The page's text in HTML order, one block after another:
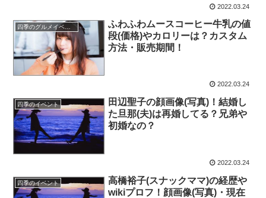
2022.03.24
四季のグルメイベント
ふわふわムースコーヒー牛乳の値
段(価格)やカロリーは？カスタム
方法・販売期間！
2022.03.24
四季のイベント
田辺聖子の顔画像(写真)！結婚し
た旦那(夫)は再婚してる？兄弟や
初婚なの？
2022.03.24
四季のイベント
高橋裕子(スナックママ)の経歴や
wikiプロフ！顔画像(写真)・現在